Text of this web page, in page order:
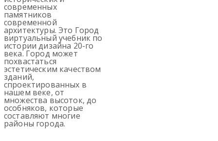
современных
памятников
современной
архитектуры. Это Город
виртуальный учебник по
истории дизайна 20-го
века. Город может
похвастаться
эстетическим качеством
зданий,
спроектированных в
нашем веке, от
множества высоток, до
особняков, которые
составляют многие
районы города.